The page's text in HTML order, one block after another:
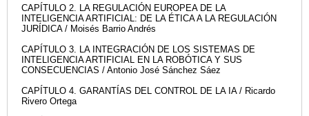
CAPÍTULO 2. LA REGULACIÓN EUROPEA DE LA
INTELIGENCIA ARTIFICIAL: DE LA ÉTICA A LA REGULACIÓN
JURÍDICA / Moisés Barrio Andrés
CAPÍTULO 3. LA INTEGRACIÓN DE LOS SISTEMAS DE
INTELIGENCIA ARTIFICIAL EN LA ROBÓTICA Y SUS
CONSECUENCIAS / Antonio José Sánchez Sáez
CAPÍTULO 4. GARANTÍAS DEL CONTROL DE LA IA / Ricardo
Rivero Ortega